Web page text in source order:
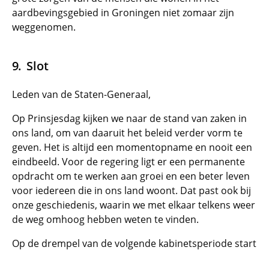
aardbevingsgebied in Groningen niet zomaar zijn
weggenomen.
Slot
Leden van de Staten-Generaal,
Op Prinsjesdag kijken we naar de stand van zaken in
ons land, om van daaruit het beleid verder vorm te
geven. Het is altijd een momentopname en nooit een
eindbeeld. Voor de regering ligt er een permanente
opdracht om te werken aan groei en een beter leven
voor iedereen die in ons land woont. Dat past ook bij
onze geschiedenis, waarin we met elkaar telkens weer
de weg omhoog hebben weten te vinden.
Op de drempel van de volgende kabinetsperiode start